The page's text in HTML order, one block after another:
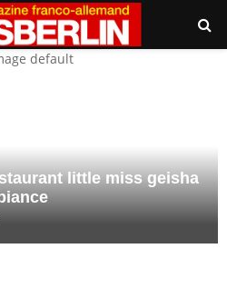
little miss geisha